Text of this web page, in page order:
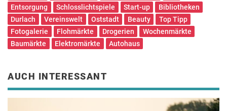
Entsorgung
Schlosslichtspiele Start-up
Bibliotheken
Durlach
Vereinswelt Oststadt Beauty
Top Tipp
Fotogalerie
Flohmärkte Drogerien
Wochenmärkte
Baumärkte
Elektromärkte Autohaus
AUCH INTERESSANT